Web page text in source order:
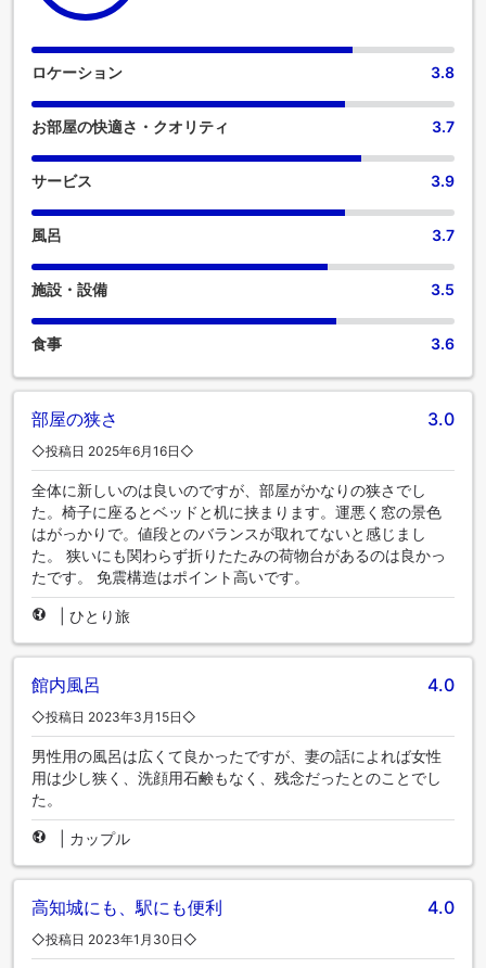
ロケーション 3.8
お部屋の快適さ・クオリティ 3.7
サービス 3.9
風呂 3.7
施設・設備 3.5
食事 3.6
部屋の狭さ 3.0
◇投稿日 2025年6月16日◇
全体に新しいのは良いのですが、部屋がかなりの狭さでし
た。椅子に座るとベッドと机に挟まります。運悪く窓の景色
はがっかりで。値段とのバランスが取れてないと感じまし
た。 狭いにも関わらず折りたたみの荷物台があるのは良かっ
たです。 免震構造はポイント高いです。
ひとり旅
館内風呂 4.0
◇投稿日 2023年3月15日◇
男性用の風呂は広くて良かったですが、妻の話によれば女性
用は少し狭く、洗顔用石鹸もなく、残念だったとのことでし
た。
カップル
高知城にも、駅にも便利 4.0
◇投稿日 2023年1月30日◇